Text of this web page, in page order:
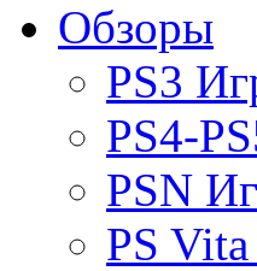
Обзоры
PS3
PS4-
PSN
PS